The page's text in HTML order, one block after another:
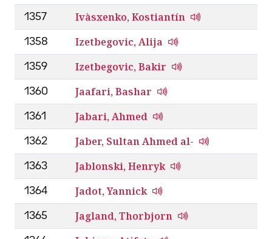
1357 Ivàsxenko, Kostiantín
1358 Izetbegovic, Alija
1359 Izetbegovic, Bakir
1360 Jaafari, Bashar
1361 Jabari, Ahmed
1362 Jaber, Sultan Ahmed al-
1363 Jablonski, Henryk
1364 Jadot, Yannick
1365 Jagland, Thorbjorn